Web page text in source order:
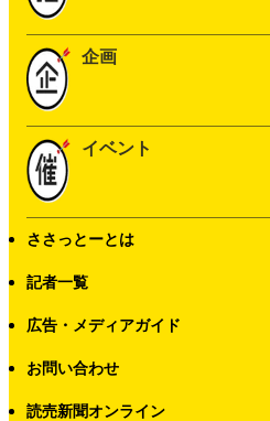
企画
イベント
ささっとーとは
記者一覧
広告・メディアガイド
お問い合わせ
読売新聞オンライン